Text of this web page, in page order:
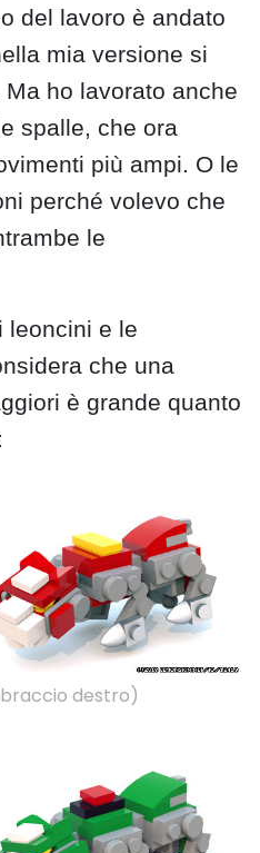
del lavoro è andato
mia versione si
ho lavorato anche
spalle, che ora
più ampi. O le
perché volevo che
le
leoncini e le
che una
è grande quanto
destro)